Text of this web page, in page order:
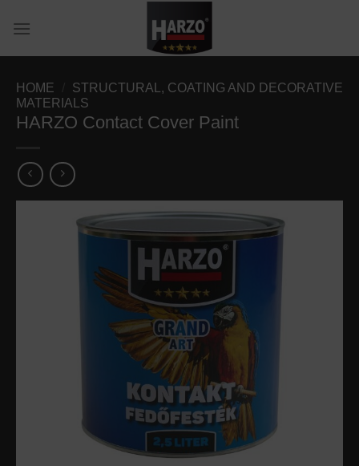
HOME
STRUCTURAL, COATING AND DECORATIVE
MATERIALS
HARZO Contact Cover Paint